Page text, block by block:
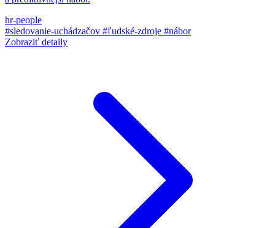
hr-people
#sledovanie-uchádzačov #ľudské-zdroje #nábor
Zobraziť detaily